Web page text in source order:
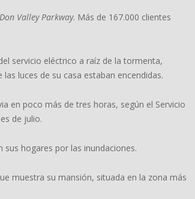
Don Valley Parkway. Más de 167.000 clientes
servicio eléctrico a raíz de la tormenta,
luces de su casa estaban encendidas.
en poco más de tres horas, según el Servicio
de julio.
hogares por las inundaciones.
muestra su mansión, situada en la zona más